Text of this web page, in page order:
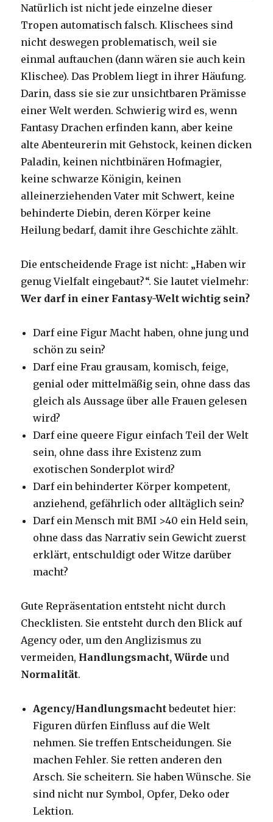
Natürlich ist nicht jede einzelne dieser
Tropen automatisch falsch. Klischees sind
nicht deswegen problematisch, weil sie
einmal auftauchen (dann wären sie auch kein
Klischee). Das Problem liegt in ihrer Häufung.
Darin, dass sie sie zur unsichtbaren Prämisse
einer Welt werden. Schwierig wird es, wenn
Fantasy Drachen erfinden kann, aber keine
alte Abenteurerin mit Gehstock, keinen dicken
Paladin, keinen nichtbinären Hofmagier,
keine schwarze Königin, keinen
alleinerziehenden Vater mit Schwert, keine
behinderte Diebin, deren Körper keine
Heilung bedarf, damit ihre Geschichte zählt.
Die entscheidende Frage ist nicht: „Haben wir
genug Vielfalt eingebaut?“. Sie lautet vielmehr:
Wer darf in einer Fantasy-Welt wichtig sein?
Darf eine Figur Macht haben, ohne jung und
schön zu sein?
Darf eine Frau grausam, komisch, feige,
genial oder mittelmäßig sein, ohne dass das
gleich als Aussage über alle Frauen gelesen
wird?
Darf eine queere Figur einfach Teil der Welt
sein, ohne dass ihre Existenz zum
exotischen Sonderplot wird?
Darf ein behinderter Körper kompetent,
anziehend, gefährlich oder alltäglich sein?
Darf ein Mensch mit BMI >40 ein Held sein,
ohne dass das Narrativ sein Gewicht zuerst
erklärt, entschuldigt oder Witze darüber
macht?
Gute Repräsentation entsteht nicht durch
Checklisten. Sie entsteht durch den Blick auf
Agency oder, um den Anglizismus zu
vermeiden, Handlungsmacht, Würde und
Normalität.
Agency/Handlungsmachtbedeutet hier:
Figuren dürfen Einfluss auf die Welt
nehmen. Sie treffen Entscheidungen. Sie
machen Fehler. Sie retten anderen den
Arsch. Sie scheitern. Sie haben Wünsche. Sie
sind nicht nur Symbol, Opfer, Deko oder
Lektion.